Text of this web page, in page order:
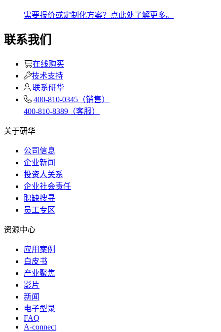
需要报价或定制化方案？点此处了解更多。
联系我们
在线购买
技术支持
联系研华
400-810-0345（销售）
400-810-8389（客服）
关于研华
公司信息
企业新闻
投资人关系
企业社会责任
职缺搜寻
员工专区
资源中心
应用案例
白皮书
产业聚焦
影片
新闻
电子型录
FAQ
A-connect